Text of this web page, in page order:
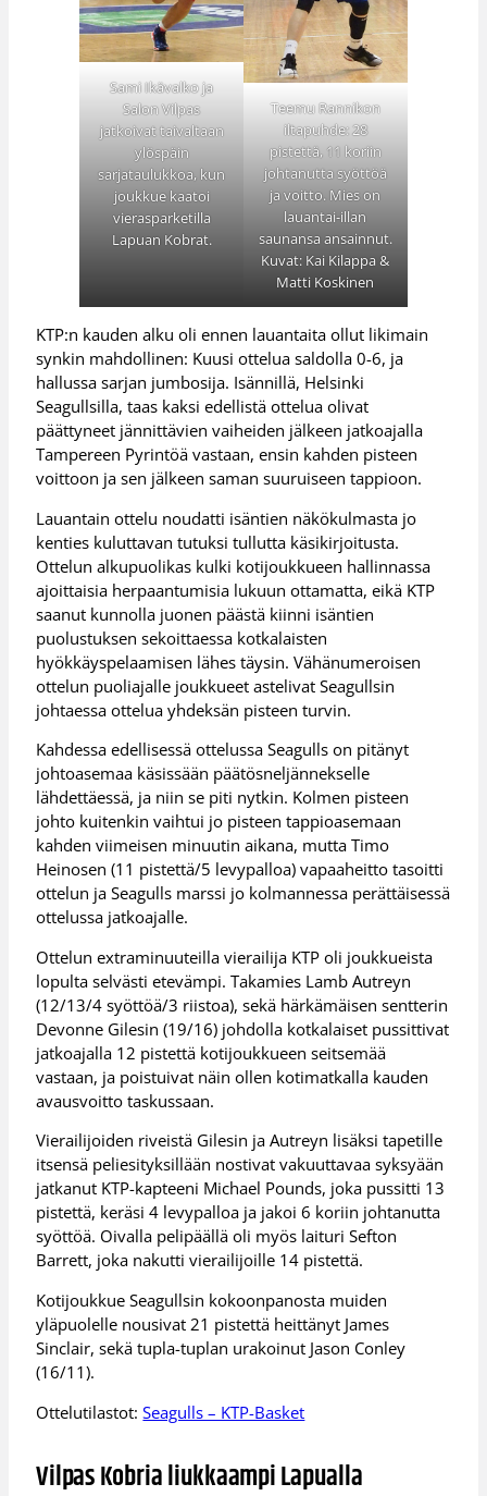
Sami Ikävalko ja
Salon Vilpas
jatkoivat taivaltaan
ylöspäin
sarjataulukkoa, kun
joukkue kaatoi
vierasparketilla
Lapuan Kobrat.
Teemu Rannikon
iltapuhde: 28
pistettä, 11 koriin
johtanutta syöttöä
ja voitto. Mies on
lauantai-illan
saunansa ansainnut.
Kuvat: Kai Kilappa &
Matti Koskinen
KTP:n kauden alku oli ennen lauantaita ollut likimain
synkin mahdollinen: Kuusi ottelua saldolla 0-6, ja
hallussa sarjan jumbosija. Isännillä, Helsinki
Seagullsilla, taas kaksi edellistä ottelua olivat
päättyneet jännittävien vaiheiden jälkeen jatkoajalla
Tampereen Pyrintöä vastaan, ensin kahden pisteen
voittoon ja sen jälkeen saman suuruiseen tappioon.
Lauantain ottelu noudatti isäntien näkökulmasta jo
kenties kuluttavan tutuksi tullutta käsikirjoitusta.
Ottelun alkupuolikas kulki kotijoukkueen hallinnassa
ajoittaisia herpaantumisia lukuun ottamatta, eikä KTP
saanut kunnolla juonen päästä kiinni isäntien
puolustuksen sekoittaessa kotkalaisten
hyökkäyspelaamisen lähes täysin. Vähänumeroisen
ottelun puoliajalle joukkueet astelivat Seagullsin
johtaessa ottelua yhdeksän pisteen turvin.
Kahdessa edellisessä ottelussa Seagulls on pitänyt
johtoasemaa käsissään päätösneljännekselle
lähdettäessä, ja niin se piti nytkin. Kolmen pisteen
johto kuitenkin vaihtui jo pisteen tappioasemaan
kahden viimeisen minuutin aikana, mutta Timo
Heinosen (11 pistettä/5 levypalloa) vapaaheitto tasoitti
ottelun ja Seagulls marssi jo kolmannessa perättäisessä
ottelussa jatkoajalle.
Ottelun extraminuuteilla vierailija KTP oli joukkueista
lopulta selvästi etevämpi. Takamies Lamb Autreyn
(12/13/4 syöttöä/3 riistoa), sekä härkämäisen sentterin
Devonne Gilesin (19/16) johdolla kotkalaiset pussittivat
jatkoajalla 12 pistettä kotijoukkueen seitsemää
vastaan, ja poistuivat näin ollen kotimatkalla kauden
avausvoitto taskussaan.
Vierailijoiden riveistä Gilesin ja Autreyn lisäksi tapetille
itsensä peliesityksillään nostivat vakuuttavaa syksyään
jatkanut KTP-kapteeni Michael Pounds, joka pussitti 13
pistettä, keräsi 4 levypalloa ja jakoi 6 koriin johtanutta
syöttöä. Oivalla pelipäällä oli myös laituri Sefton
Barrett, joka nakutti vierailijoille 14 pistettä.
Kotijoukkue Seagullsin kokoonpanosta muiden
yläpuolelle nousivat 21 pistettä heittänyt James
Sinclair, sekä tupla-tuplan urakoinut Jason Conley
(16/11).
Ottelutilastot:Seagulls – KTP-Basket
Vilpas Kobria liukkaampi Lapualla